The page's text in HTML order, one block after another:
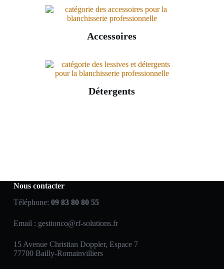
Accessoires
Détergents
Nous contacter
Téléphone: 09 83 80 80 55
Email : gestionco@rf-solutions.fr
15 Avenue Christian Doppler, Espace 7
77700 Bailly-Romainvilliers